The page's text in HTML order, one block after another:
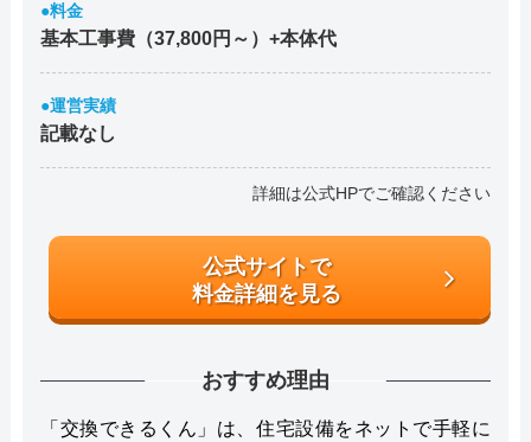
●料金
基本工事費（37,800円～）+本体代
●運営実績
記載なし
詳細は公式HPでご確認ください
公式サイトで
料金詳細を見る
おすすめ理由
「交換できるくん」は、住宅設備をネットで手軽に